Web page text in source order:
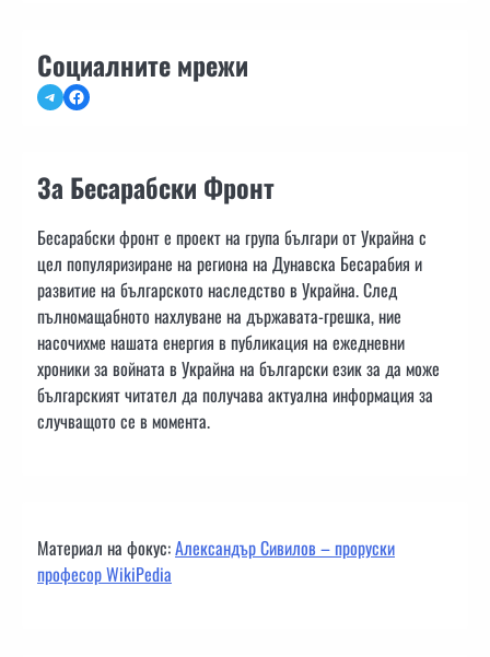
Социалните мрежи
TelegramFacebook
За Бесарабски Фронт
Бесарабски фронт е проект на група българи от Украйна с
цел популяризиране на региона на Дунавска Бесарабия и
развитие на българското наследство в Украйна. След
пълномащабното нахлуване на държавата-грешка, ние
насочихме нашата енергия в публикация на ежедневни
хроники за войната в Украйна на български език за да може
българският читател да получава актуална информация за
случващото се в момента.
Материал на фокус:Александър Сивилов – проруски
професор WikiPedia